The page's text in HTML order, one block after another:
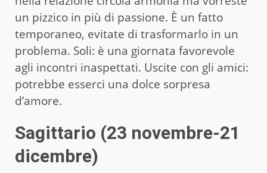
un pizzico in più di passione. È un fatto
temporaneo, evitate di trasformarlo in un
problema. Soli: è una giornata favorevole
agli incontri inaspettati. Uscite con gli amici:
potrebbe esserci una dolce sorpresa
d’amore.
Sagittario (23 novembre-21
dicembre)